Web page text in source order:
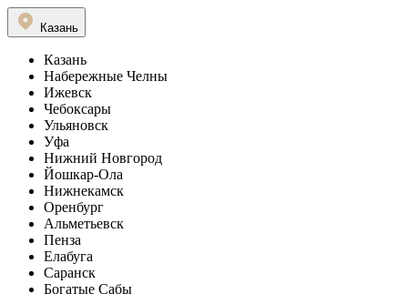
Казань
Казань
Набережные Челны
Ижевск
Чебоксары
Ульяновск
Уфа
Нижний Новгород
Йошкар-Ола
Нижнекамск
Оренбург
Альметьевск
Пенза
Елабуга
Саранск
Богатые Сабы